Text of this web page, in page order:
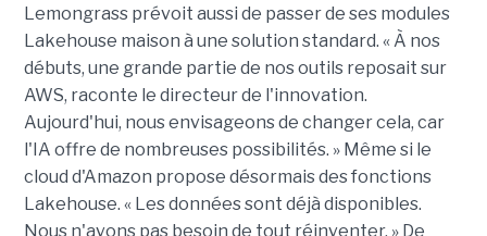
Lemongrass prévoit aussi de passer de ses modules
Lakehouse maison à une solution standard. « À nos
débuts, une grande partie de nos outils reposait sur
AWS, raconte le directeur de l'innovation.
Aujourd'hui, nous envisageons de changer cela, car
l'IA offre de nombreuses possibilités. » Même si le
cloud d'Amazon propose désormais des fonctions
Lakehouse. « Les données sont déjà disponibles.
Nous n'avons pas besoin de tout réinventer. » De